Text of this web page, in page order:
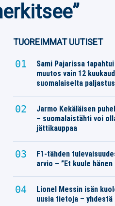
TUOREIMMAT UUTISET
Sami Pajarissa
muutos vain 12
suomalaiselta paljastus
Jarmo Kekäläisen
– suomalaistähti voi
jättikauppaa
F1-tähden
arvio – ”Et kuule hänen
Lionel Messin isän
uusia tietoja –